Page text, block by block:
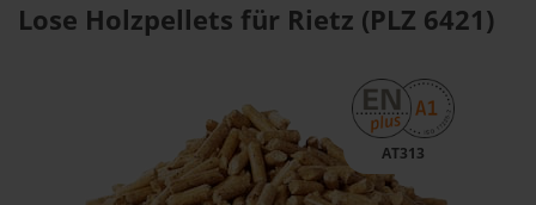
Lose Holzpellets für Rietz (PLZ 6421)
AT313